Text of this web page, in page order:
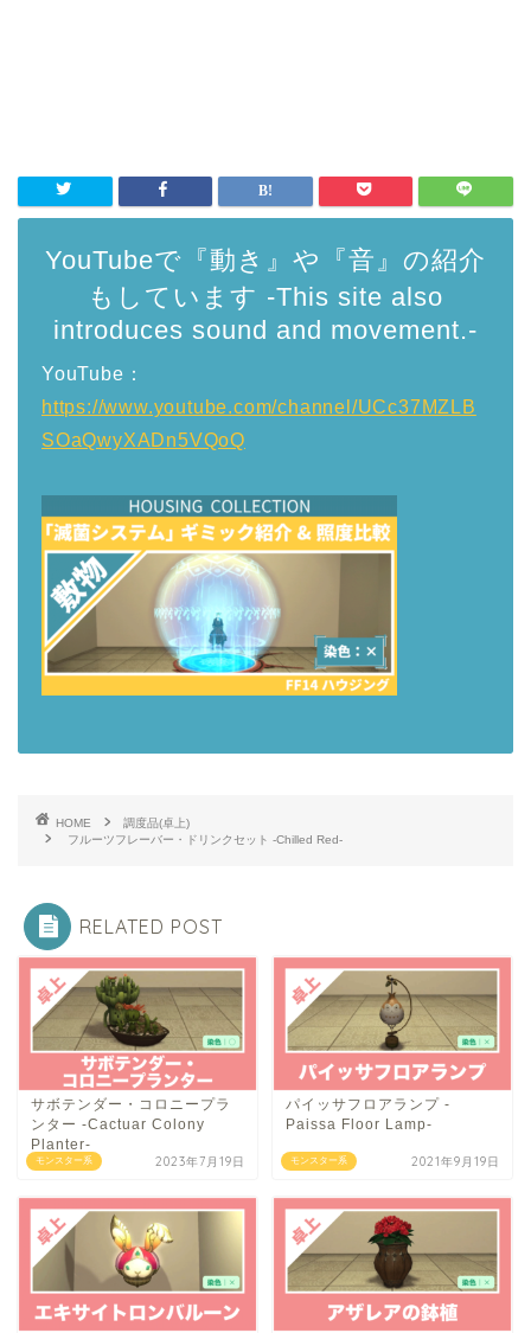
YouTubeで『動き』や『音』の紹介
もしています -This site also
introduces sound and movement.-
YouTube：
https://www.youtube.com/channel/UCc37MZLB
SOaQwyXADn5VQoQ
HOME
調度品(卓上)
フルーツフレーバー・ドリンクセット -Chilled Red-
RELATED POST
モンスター系
サボテンダー・コロニープラ
ンター -Cactuar Colony
Planter-
2023年7月19日 モンスター系
パイッサフロアランプ -
Paissa Floor Lamp-
2021年9月19日